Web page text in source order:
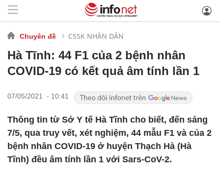
Chuyên đề CSSK NHÂN DÂN
Hà Tĩnh: 44 F1 của 2 bệnh nhân
COVID-19 có kết quả âm tính lần 1
07/05/2021 - 10:41
Thông tin từ Sở Y tế Hà Tĩnh cho biết, đến sáng
7/5, qua truy vết, xét nghiệm, 44 mẫu F1 và của 2
bệnh nhân COVID-19 ở huyện Thạch Hà (Hà
Tĩnh) đều âm tính lần 1 với Sars-CoV-2.